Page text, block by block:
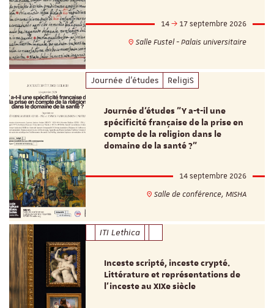
14
17 septembre 2026
Salle Fustel - Palais universitaire
Journée d'études ReligiS
Journée d’études "Y a-t-il une
spécificité française de la prise en
compte de la religion dans le
domaine de la santé ?"
14 septembre 2026
Salle de conférence, MISHA
ITI Lethica
Inceste scripté, inceste crypté.
Littérature et représentations de
l’inceste au XIXe siècle